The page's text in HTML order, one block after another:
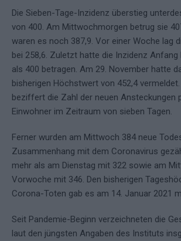
Die Sieben-Tage-Inzidenz überstieg
von 400. Am Mittwochmorgen betrug sie
waren es noch 387,9. Vor einer Woche lag
bei 258,6. Zuletzt hatte die Inzidenz Anfang
als 400 betragen. Am 29. November hatte
bisherigen Höchstwert von 452,4
beziffert die Zahl der neuen Ansteckungen
Einwohner im Zeitraum von sieben Tagen.
Ferner wurden am Mittwoch 384 neue
Zusammenhang mit dem Coronavirus
mehr als am Dienstag mit 322 sowie am
Vorwoche mit 346. Den bisherigen
Corona-Toten gab es am 14. Januar 2021
Seit Pandemie-Beginn verzeichneten die
laut den jüngsten Angaben des Instituts